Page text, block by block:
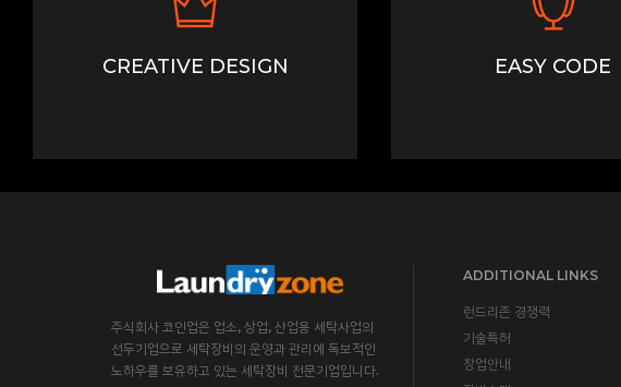
CREATIVE DESIGN EASY CODE
주식회사 코인업은 업소, 상업, 산업용 세탁사업의
선두기업으로 세탁장비의 운영과 관리에 독보적인
노하우를 보유하고 있는 세탁장비 전문기업입니다.
ADDITIONAL LINKS
런드리존 경쟁력
기술특허
창업안내